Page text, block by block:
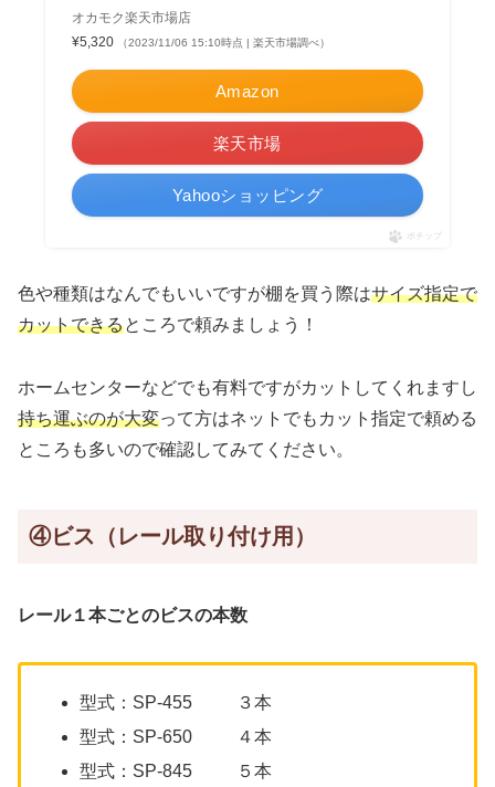
オカモク楽天市場店
¥5,320
（2023/11/06 15:10時点 | 楽天市場調べ）
Amazon
楽天市場
Yahooショッピング
ポチップ
色や種類はなんでもいいですが棚を買う際はサイズ指定で
カットできるところで頼みましょう！
ホームセンターなどでも有料ですがカットしてくれますし
持ち運ぶのが大変って方はネットでもカット指定で頼める
ところも多いので確認してみてください。
④ビス（レール取り付け用）
レール１本ごとのビスの本数
型式：SP-455 ３本
型式：SP-650 ４本
型式：SP-845 ５本